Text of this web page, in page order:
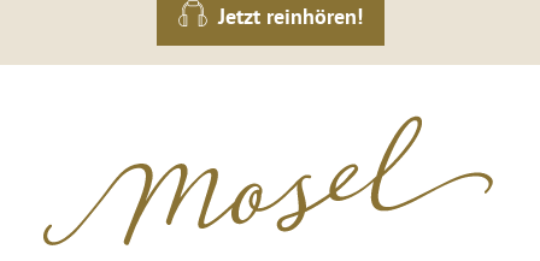
Jetzt reinhören!